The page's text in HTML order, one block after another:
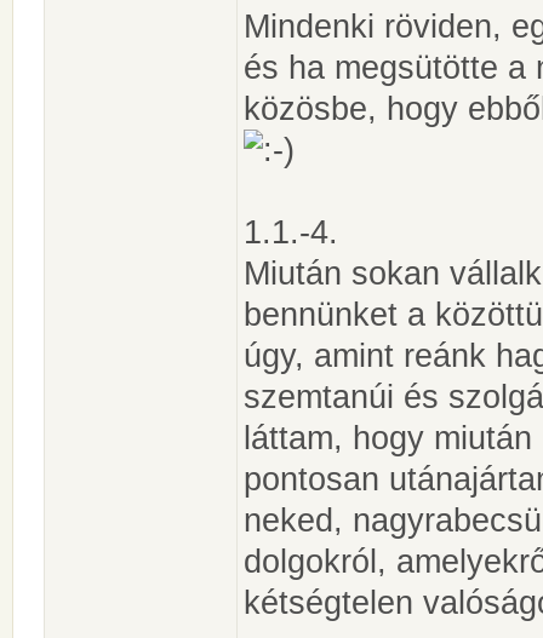
Mindenki röviden,
és ha megsütötte a
közösbe, hogy
1.1.-4.
Miután sokan
bennünket a
úgy, amint reánk
szemtanúi és
láttam, hogy
pontosan
neked,
dolgokról,
kétségtelen